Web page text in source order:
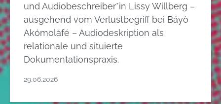
und Audiobeschreiber*in Lissy Willberg –
ausgehend vom Verlustbegriff bei Báyò
Akómoláfé – Audiodeskription als
relationale und situierte
Dokumentationspraxis.
29.06.2026